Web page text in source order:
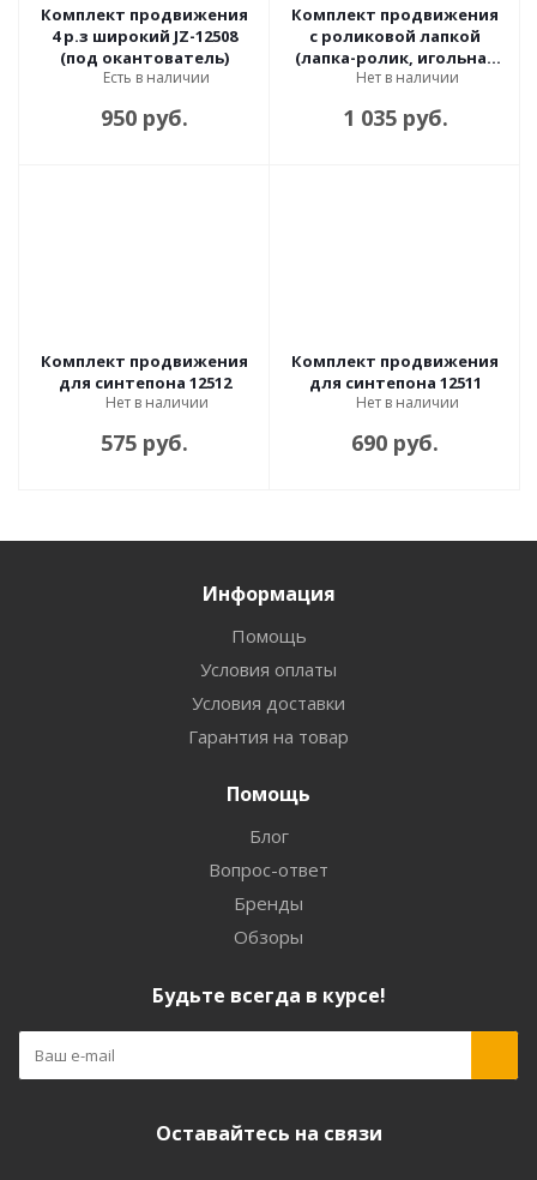
Комплект продвижения
4 р.з широкий JZ-12508
(под окантователь)
Есть в наличии
950 руб.
Комплект продвижения
с роликовой лапкой
(лапка-ролик, игольная
пластина, двигатель
Нет в наличии
1 035 руб.
Комплект продвижения
для синтепона 12512
Нет в наличии
575 руб.
Комплект продвижения
для синтепона 12511
Нет в наличии
690 руб.
Информация
Помощь
Условия оплаты
Условия доставки
Гарантия на товар
Помощь
Блог
Вопрос-ответ
Бренды
Обзоры
Будьте всегда в курсе!
Оставайтесь на связи